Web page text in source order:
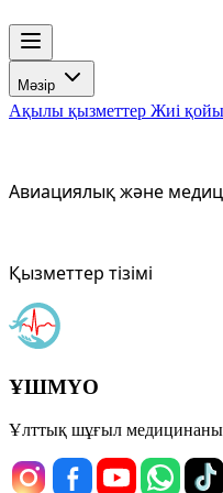
Мәзір
Ақылы қызметтер Жиі
Авиациялық және
Қызметтер тізімі
ҰШМҮО
Ұлттық шұғыл медицинаны